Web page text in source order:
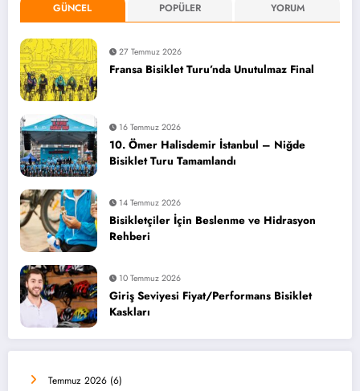
GÜNCEL POPÜLER YORUM
27 Temmuz 2026
Fransa Bisiklet Turu’nda Unutulmaz Final
16 Temmuz 2026
10. Ömer Halisdemir İstanbul – Niğde
Bisiklet Turu Tamamlandı
14 Temmuz 2026
Bisikletçiler İçin Beslenme ve Hidrasyon
Rehberi
10 Temmuz 2026
Giriş Seviyesi Fiyat/Performans Bisiklet
Kaskları
Temmuz 2026 (6)